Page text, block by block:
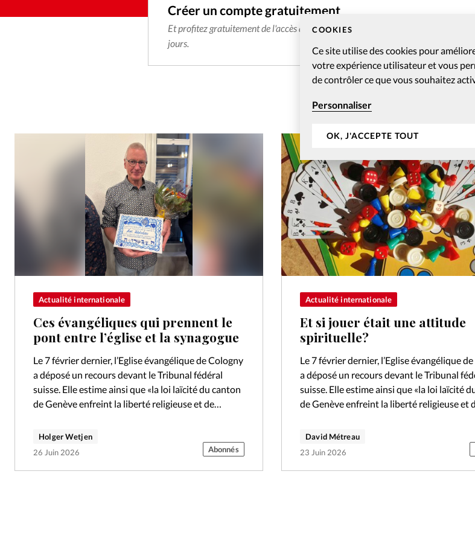
COOKIES
Ce site utilise des cookies pour
votre expérience utilisateur et vous
de contrôler ce que vous souhaitez
Personnaliser
OK, J'ACCEPTE TOUT
Créer un compte gratuitement
Et profitez gratuitement de l'accès aux articles web réservés aux abonnés
jours.
Actualité internationale
Ces évangéliques qui prennent le
pont entre l’église et la synagogue
Le 7 février dernier, l’Eglise évangélique de Cologny
a déposé un recours devant le Tribunal fédéral
suisse. Elle estime ainsi que «la loi laïcité du canton
de Genève enfreint la liberté religieuse et de
Holger Wetjen
26 Juin 2026
Abonnés
Actualité internationale
Et si jouer était une attitude
spirituelle?
Le 7 février dernier, l’Eglise évangélique
a déposé un recours devant le Tribunal
suisse. Elle estime ainsi que «la loi laïcité
de Genève enfreint la liberté religieuse et
David Métreau
23 Juin 2026